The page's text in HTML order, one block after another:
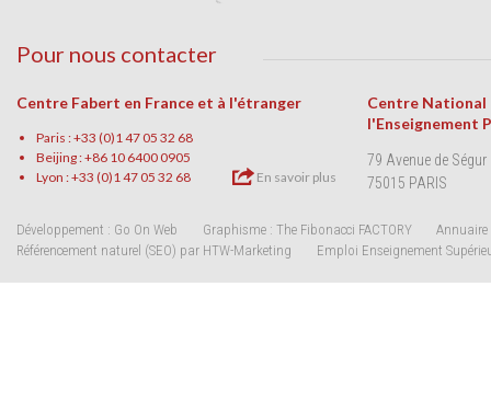
Pour nous contacter
Centre Fabert en France et à l'étranger
Paris : +33 (0)1 47 05 32 68
Beijing : +86 10 6400 0905
Lyon : +33 (0)1 47 05 32 68
En savoir plus
Centre National
l'Enseignement
79 Avenue de Ségur
75015 PARIS
Développement : Go On Web Graphisme : The Fibonacci FACTORY
Annuaire
Référencement naturel (SEO) par HTW-Marketing
Emploi Enseignement